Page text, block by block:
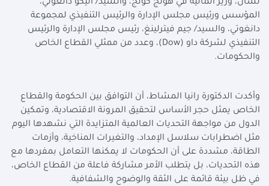
تشان، وزير المالية في هونج كونج، والسيد/ أليكو دانغوتي،
المؤسس ورئيس مجلس الإدارة والرئيس التنفيذي لمجموعة
دانغوتي، والسيد/ جيم فيترلينغ، رئيس مجلس الإدارة والرئيس
التنفيذي لشركة داو (Dow)، وعدد من ممثلي القطاع الخاص
والحكومات.
وأكدت الدكتورة رانيا المشاط، أن التوافق بين الحكومة والقطاع
الخاص يمثل حجر الأساس لتحقيق المرونة الاقتصادية، وتمكين
الدول من مواجهة التحديات العالمية المتزايدة التي نشهدها اليوم
مثل اضطرابات سلاسل الإمداد، والتغيرات المناخية، وأزمات
الطاقة، مشددة على أن الحكومات لا يمكنها التعامل بمفردها مع
هذه التحديات، بل يتطلب الأمر مشاركة فاعلة من القطاع الخاص،
في ظل بيئة قائمة على الثقة والوضوح والشفافية.